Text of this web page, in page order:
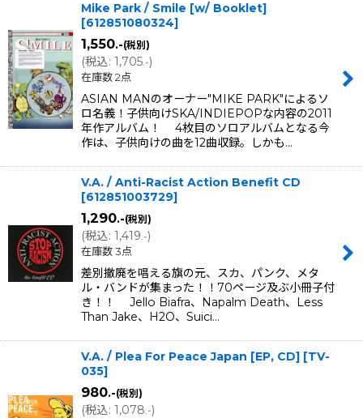
Mike Park / Smile [w/ Booklet]
[612851080324]
1,550.-(税別)
(税込: 1,705.-)
在庫数 2点
ASIAN MANのオーナー"MIKE PARK"によるソ
ロ名義！子供向けSKA/INDIEPOPな内容の2011
年作アルバム！ 4枚目のソロアルバムとなる今
作は、子供向けの曲を12曲収録。しかも…
V.A. / Anti-Racist Action Benefit CD
[612851003729]
1,290.-(税別)
(税込: 1,419.-)
在庫数 3点
差別撤廃を唱える旗の元、スカ、パンク、メタ
ル・バンドが集まった！！70ページ及ぶ小冊子付
き！！ Jello Biafra、Napalm Death、Less
Than Jake、H2O、Suici…
V.A. / Plea For Peace Japan [EP, CD] [TV-
035]
980.-(税別)
(税込: 1,078.-)